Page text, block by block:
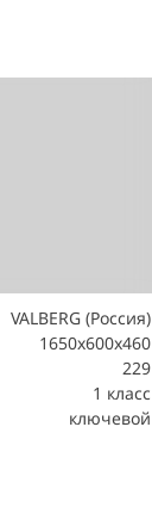
VALBERG (Россия)
1650x600x460
229
1 класс
ключевой